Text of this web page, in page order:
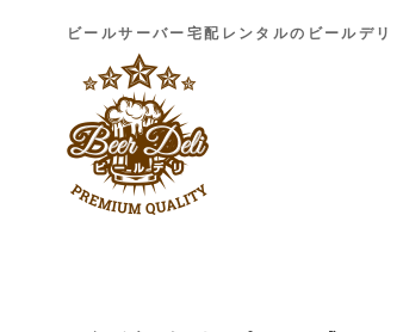
ビールサーバー宅配レンタルのビールデリ